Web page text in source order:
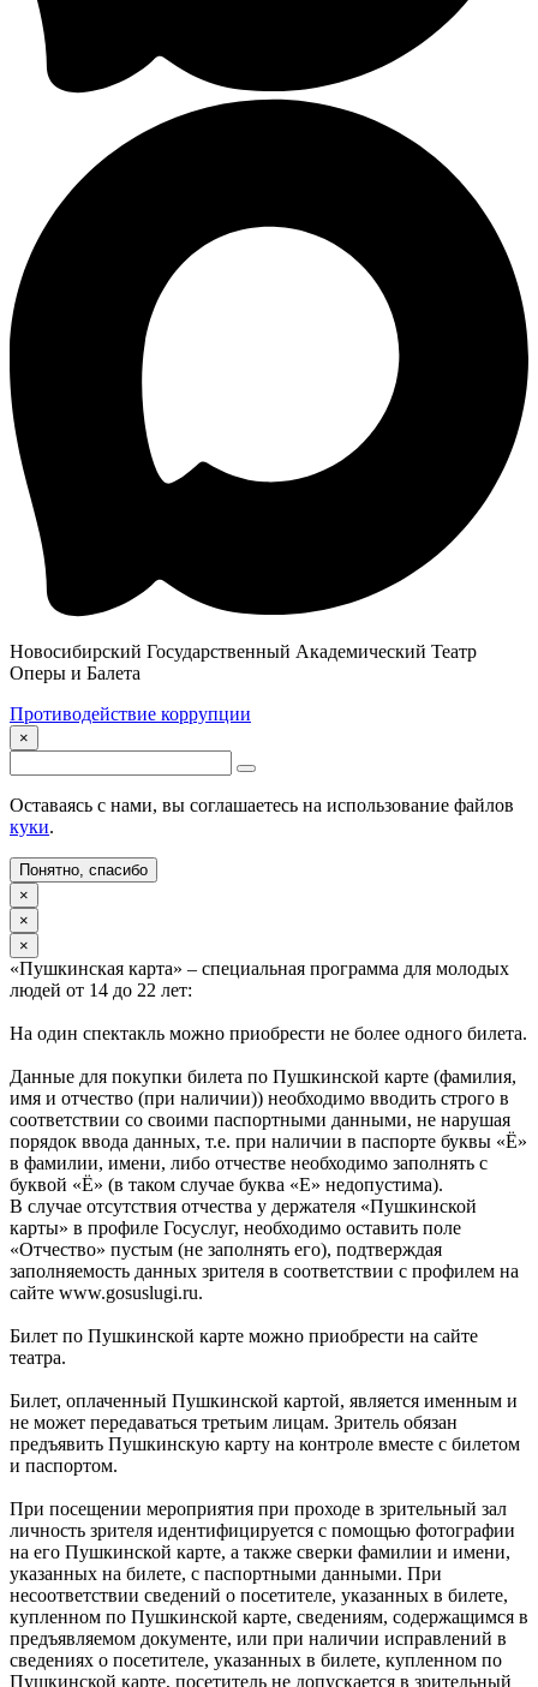
Новосибирский Государственный Академический Театр
Оперы и Балета
Противодействие коррупции
×
Оставаясь с нами, вы соглашаетесь на использование файлов
куки.
Понятно, спасибо
×
×
×
«Пушкинская карта» – специальная программа для молодых
людей от 14 до 22 лет:
На один спектакль можно приобрести не более одного билета.
Данные для покупки билета по Пушкинской карте (фамилия,
имя и отчество (при наличии)) необходимо вводить строго в
соответствии со своими паспортными данными, не нарушая
порядок ввода данных, т.е. при наличии в паспорте буквы «Ё»
в фамилии, имени, либо отчестве необходимо заполнять с
буквой «Ё» (в таком случае буква «Е» недопустима).
В случае отсутствия отчества у держателя «Пушкинской
карты» в профиле Госуслуг, необходимо оставить поле
«Отчество» пустым (не заполнять его), подтверждая
заполняемость данных зрителя в соответствии с профилем на
сайте www.gosuslugi.ru.
Билет по Пушкинской карте можно приобрести на сайте
театра.
Билет, оплаченный Пушкинской картой, является именным и
не может передаваться третьим лицам. Зритель обязан
предъявить Пушкинскую карту на контроле вместе с билетом
и паспортом.
При посещении мероприятия при проходе в зрительный зал
личность зрителя идентифицируется с помощью фотографии
на его Пушкинской карте, а также сверки фамилии и имени,
указанных на билете, с паспортными данными. При
несоответствии сведений о посетителе, указанных в билете,
купленном по Пушкинской карте, сведениям, содержащимся в
предъявляемом документе, или при наличии исправлений в
сведениях о посетителе, указанных в билете, купленном по
Пушкинской карте, посетитель не допускается в зрительный